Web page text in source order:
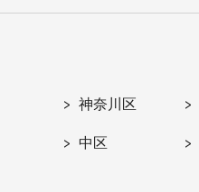
神奈川区
中区